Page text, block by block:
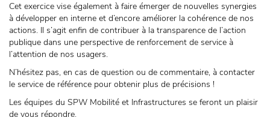
Cet exercice vise également à faire émerger de nouvelles synergies
à développer en interne et d’encore améliorer la cohérence de nos
actions. Il s’agit enfin de contribuer à la transparence de l’action
publique dans une perspective de renforcement de service à
l’attention de nos usagers.
N’hésitez pas, en cas de question ou de commentaire, à contacter
le service de référence pour obtenir plus de précisions !
Les équipes du SPW Mobilité et Infrastructures se feront un plaisir
de vous répondre.